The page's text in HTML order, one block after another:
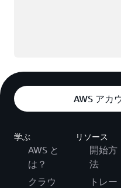
AWS アカ
学ぶ
AWS と
は？
クラウ
リソース
開始方
法
トレー